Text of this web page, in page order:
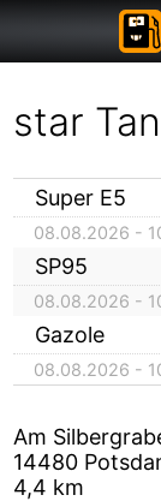
star
Super E5
08.08.2026 -
SP95
08.08.2026 -
Gazole
08.08.2026 -
Am
14480
4,4 km